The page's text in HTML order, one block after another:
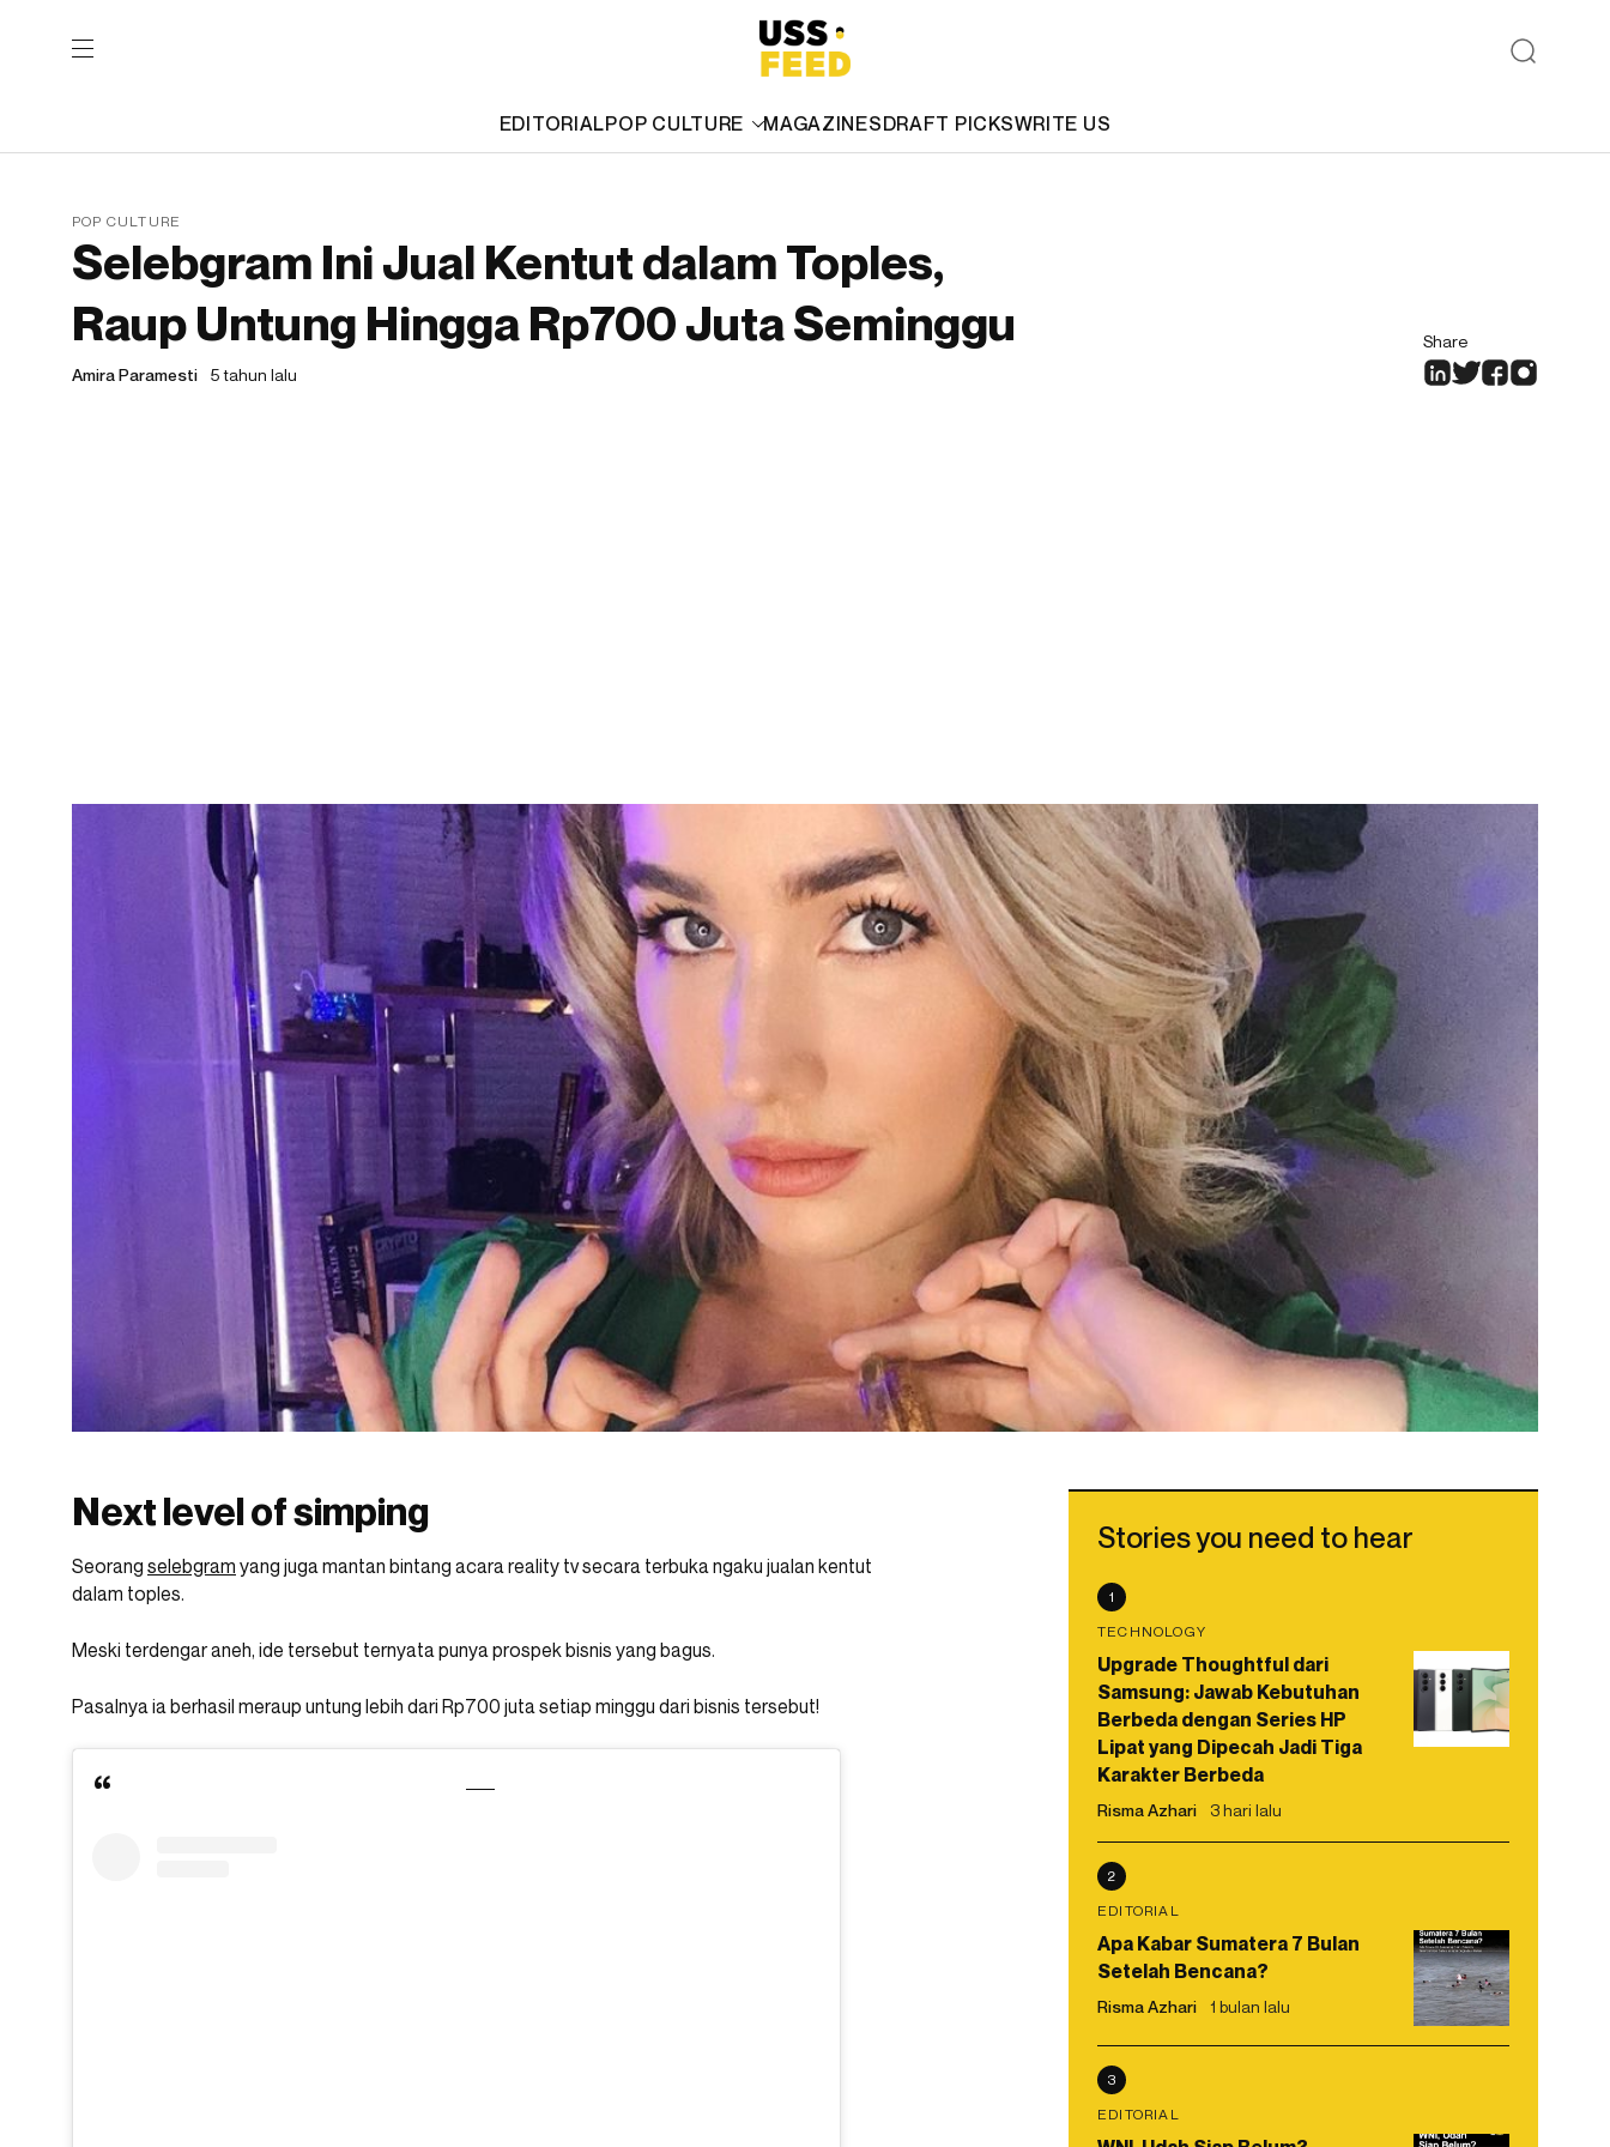
EDITORIALPOP CULTURE MAGAZINESDRAFT PICKSWRITE US
POP CULTURE
Selebgram Ini Jual Kentut dalam Toples,
Raup Untung Hingga Rp700 Juta Seminggu
Amira Paramesti 5 tahun lalu
Share
Next level of simping
Seorang selebgram yang juga mantan bintang acara reality tv secara terbuka ngaku jualan kentut
dalam toples.
Meski terdengar aneh, ide tersebut ternyata punya prospek bisnis yang bagus.
Pasalnya ia berhasil meraup untung lebih dari Rp700 juta setiap minggu dari bisnis tersebut!
Stories you need to hear
1
TECHNOLOGY
Upgrade Thoughtful dari
Samsung: Jawab Kebutuhan
Berbeda dengan Series HP
Lipat yang Dipecah Jadi Tiga
Karakter Berbeda
Risma Azhari 3 hari lalu
2
EDITORIAL
Apa Kabar Sumatera 7 Bulan
Setelah Bencana?
Risma Azhari 1 bulan lalu
3
EDITORIAL